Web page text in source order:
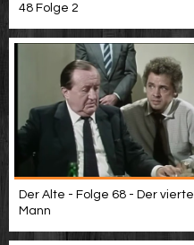
48 Folge 2
Der Alte - Folge 68 - Der vierte
Mann